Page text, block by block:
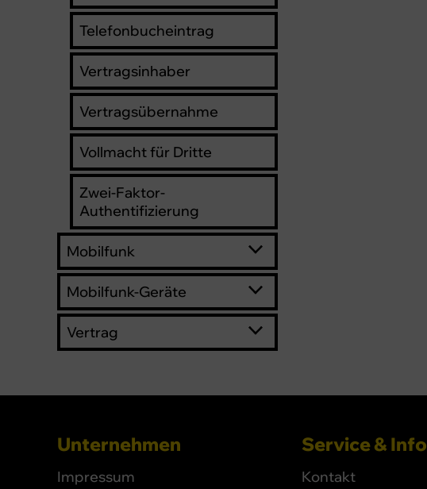
Telefonbucheintrag
Vertragsinhaber
Vertragsübernahme
Vollmacht für Dritte
Zwei-Faktor-
Authentifizierung
Mobilfunk
Mobilfunk-Geräte
Vertrag
Unternehmen
Impressum
Service & Info
Kontakt